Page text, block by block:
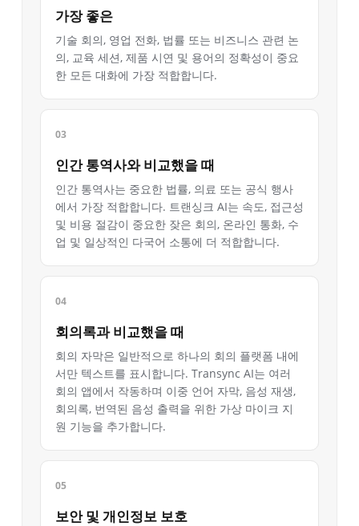
가장 좋은
기술 회의, 영업 전화, 법률 또는 비즈니스 관련 논
의, 교육 세션, 제품 시연 및 용어의 정확성이 중요
한 모든 대화에 가장 적합합니다.
인간 통역사와 비교했을 때
인간 통역사는 중요한 법률, 의료 또는 공식 행사
에서 가장 적합합니다. 트랜싱크 AI는 속도, 접근성
및 비용 절감이 중요한 잦은 회의, 온라인 통화, 수
업 및 일상적인 다국어 소통에 더 적합합니다.
회의록과 비교했을 때
회의 자막은 일반적으로 하나의 회의 플랫폼 내에
서만 텍스트를 표시합니다. Transync AI는 여러
회의 앱에서 작동하며 이중 언어 자막, 음성 재생,
회의록, 번역된 음성 출력을 위한 가상 마이크 지
원 기능을 추가합니다.
보안 및 개인정보 보호